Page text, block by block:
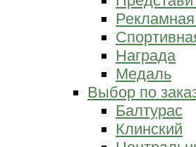
Награда
Медаль
Выбор по
Балтурас
Клинский